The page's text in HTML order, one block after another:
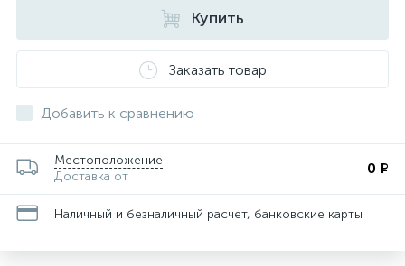
Купить
Заказать товар
Добавить к сравнению
Местоположение
Доставка от
0 ₽
Наличный и безналичный расчет, банковские карты